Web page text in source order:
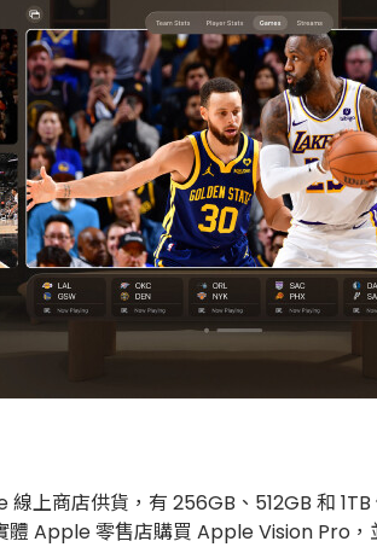
商店供貨，有 256GB、512GB 和 1TB
Apple 零售店購買 Apple Vision Pro，